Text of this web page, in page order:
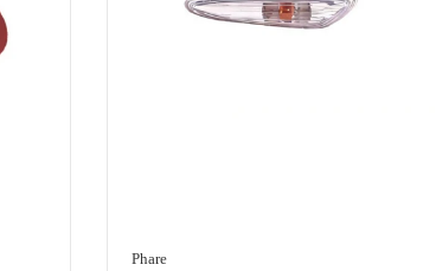
Phare